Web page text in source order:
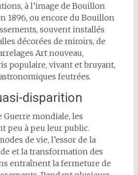
à l’image de Bouillon
1896, ou encore du Bouillon
souvent installés
décorées de miroirs, de
Art nouveau,
populaire, vivant et bruyant,
feutrées.
disparition
Guerre mondiale, les
peu à peu leur public.
de vie, l’essor de la
et la transformation des
entraînent la fermeture de